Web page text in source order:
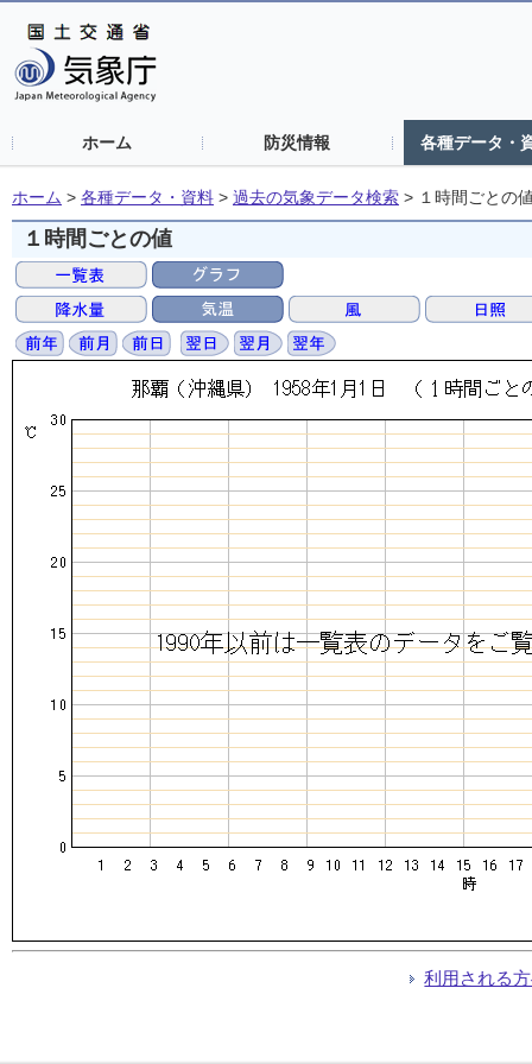
ホーム 防災情報 各種データ・
ホーム > 各種データ・資料 > 過去の気象データ検索 > １時間ごとの
１時間ごとの値
利用される